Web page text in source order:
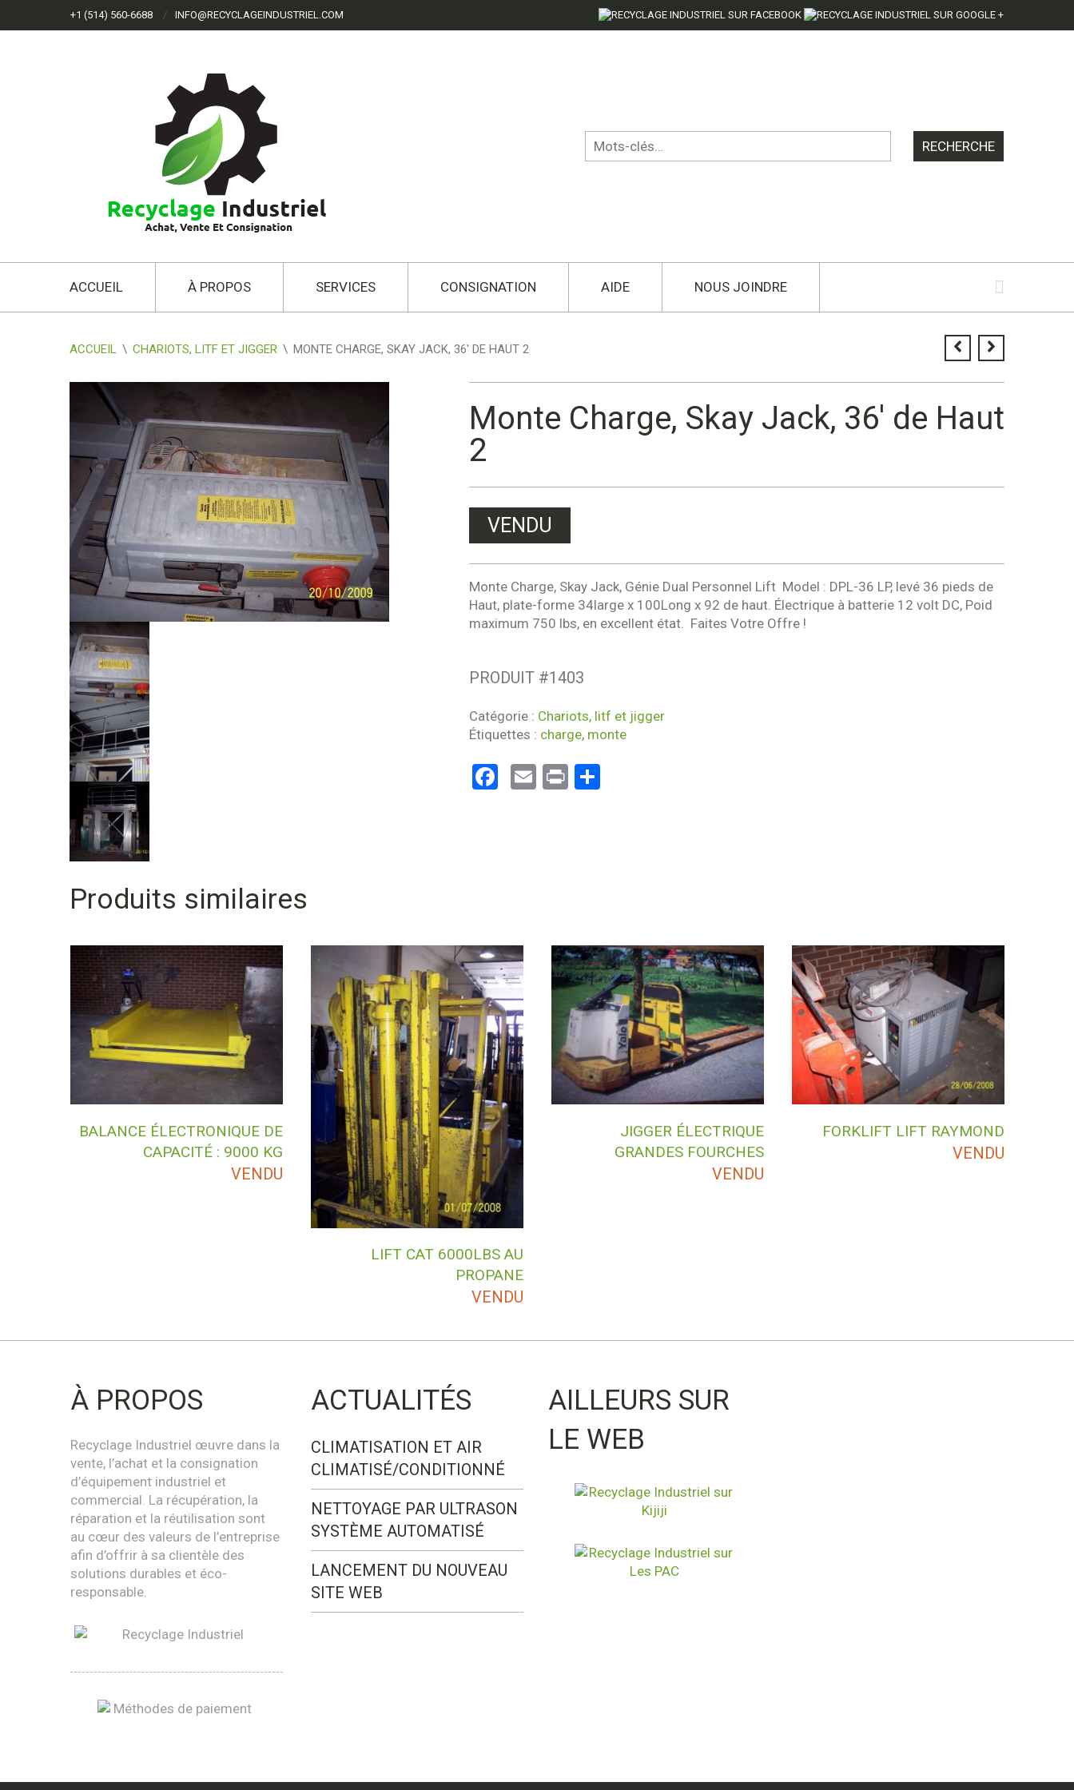
+1 (514) 560-6688 INFO@RECYCLAGEINDUSTRIEL.COM
ACCUEIL À PROPOS SERVICES CONSIGNATION AIDE NOUS JOINDRE
ACCUEIL \ CHARIOTS, LITF ET JIGGER \ MONTE CHARGE, SKAY JACK, 36′ DE HAUT 2
Monte Charge, Skay Jack, 36′ de Haut
2
VENDU
Monte Charge, Skay Jack, Génie Dual Personnel Lift  Model : DPL-36 LP, levé 36 pieds de
Haut, plate-forme 34large x 100Long x 92 de haut. Électrique à batterie 12 volt DC, Poid
maximum 750 lbs, en excellent état. Faites Votre Offre !
PRODUIT #1403
Catégorie : Chariots, litf et jigger
Étiquettes : charge, monte
Facebook
Email
PrintPartager
Produits similaires
BALANCE ÉLECTRONIQUE DE
CAPACITÉ : 9000 KG
VENDU
LIFT CAT 6000LBS AU
PROPANE
VENDU
JIGGER ÉLECTRIQUE
GRANDES FOURCHES
VENDU
FORKLIFT LIFT RAYMOND
VENDU
À PROPOS
Recyclage Industriel œuvre dans la
vente, l’achat et la consignation
d’équipement industriel et
commercial. La récupération, la
réparation et la réutilisation sont
au cœur des valeurs de l’entreprise
afin d’offrir à sa clientèle des
solutions durables et éco-
responsable.
ACTUALITÉS
CLIMATISATION ET AIR
CLIMATISÉ/CONDITIONNÉ
NETTOYAGE PAR ULTRASON
SYSTÈME AUTOMATISÉ
LANCEMENT DU NOUVEAU
SITE WEB
AILLEURS SUR
LE WEB